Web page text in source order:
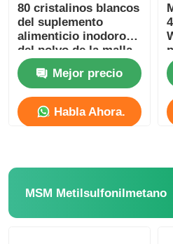
80 cristalinos blancos
del suplemento
alimenticio inodoro
del polvo de la malla
MSM
Mejor precio
Habla Ahora.
MSM Metilsulfonilmetano